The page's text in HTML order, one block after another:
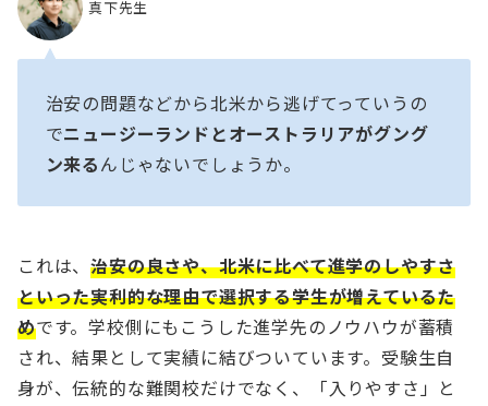
真下先生
治安の問題などから北米から逃げてっていうの
でニュージーランドとオーストラリアがグング
ン来るんじゃないでしょうか。
これは、治安の良さや、北米に比べて進学のしやすさ
といった実利的な理由で選択する学生が増えているた
めです。学校側にもこうした進学先のノウハウが蓄積
され、結果として実績に結びついています。受験生自
身が、伝統的な難関校だけでなく、「入りやすさ」と